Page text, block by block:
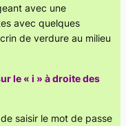
avec une
avec quelques
de verdure au milieu
le « i » à droite des
saisir le mot de passe